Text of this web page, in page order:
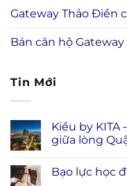
Gateway Thảo Điền
Bán căn hộ
Tin Mới
Kiều by KITA
giữa lòng
Bạo lực học